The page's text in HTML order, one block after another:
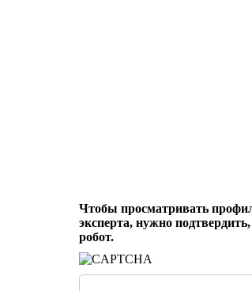
Чтобы просматривать
эксперта, нужно
робот.